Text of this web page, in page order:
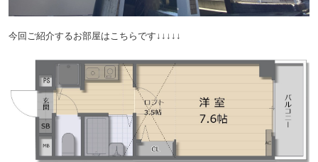
今回ご紹介するお部屋はこちらです↓↓↓↓↓